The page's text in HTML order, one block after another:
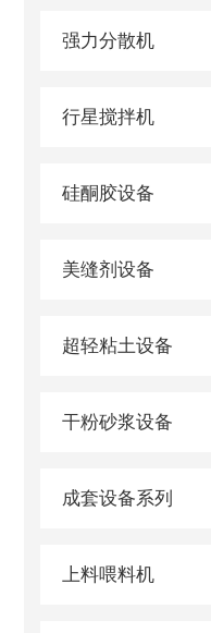
强力分散机
行星搅拌机
硅酮胶设备
美缝剂设备
超轻粘土设备
干粉砂浆设备
成套设备系列
上料喂料机